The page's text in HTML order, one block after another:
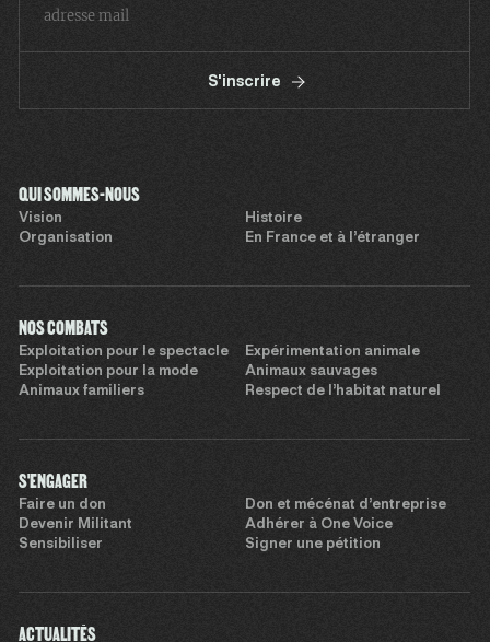
S'inscrire
QUI SOMMES-NOUS
Vision
Histoire
Organisation
En France et à l’étranger
NOS COMBATS
Exploitation pour le spectacle
Expérimentation animale
Exploitation pour la mode
Animaux sauvages
Animaux familiers
Respect de l’habitat naturel
S'ENGAGER
Faire un don
Don et mécénat d’entreprise
Devenir Militant
Adhérer à One Voice
Sensibiliser
Signer une pétition
ACTUALITÉS